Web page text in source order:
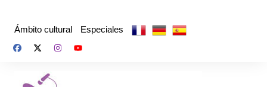
Ámbito cultural Especiales